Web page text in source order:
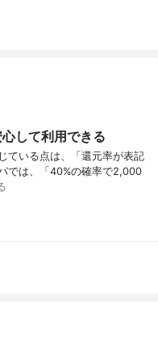
して利用できる
ている点は、「還元率が表記
では、「40%の確率で2,000